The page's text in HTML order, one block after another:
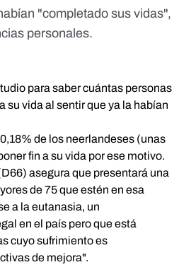
"completado sus vidas",
personales.
para saber cuántas personas
su vida al sentir que ya la habían
de los neerlandeses (unas
fin a su vida por ese motivo.
asegura que presentará una
de 75 que estén en esa
a la eutanasia, un
en el país pero que está
cuyo sufrimiento es
de mejora".